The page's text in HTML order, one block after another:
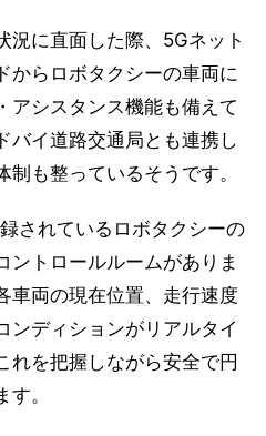
況に直面した際、5Gネット
からロボタクシーの車両に
アシスタンス機能も備えて
バイ道路交通局とも連携し
も整っているそうです。
されているロボタクシーの
ントロールルームがありま
車両の現在位置、走行速度
ンディションがリアルタイ
れを把握しながら安全で円
。